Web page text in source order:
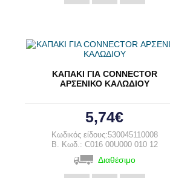
ΚΑΠΑΚΙ ΓΙΑ CONNECTOR
ΑΡΣΕΝΙΚΟ ΚΑΛΩΔΙΟΥ
5,74€
Κωδικός είδους:530045110008
B. Κωδ.: C016 00U000 010 12
Διαθέσιμο